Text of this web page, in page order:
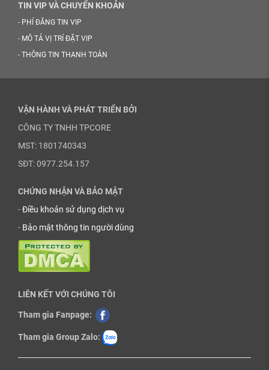
TIN VIP VÀ CHUYỂN KHOẢN
- PHÍ ĐĂNG TIN VIP
- MÔ TẢ VỊ TRÍ ĐẶT VIP
- THÔNG TIN THANH TOÁN
VẬN HÀNH VÀ PHÁT TRIỂN BỞI
CÔNG TY TNHH TPCORE
MST: 1801740343
SĐT: 0977.254.157
CHỨNG NHẬN VÀ BẢO MẬT
-Điều khoản sử dụng dịch vụ
- Bảo mật thông tin người dùng
LIÊN KẾT VỚI CHÚNG TÔI
Tham gia Fanpage:
Tham gia Group Zalo: